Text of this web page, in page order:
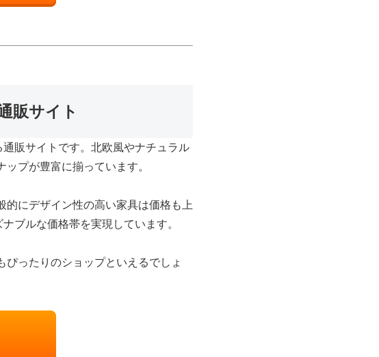
販サイト
販サイトです。北欧風やナチュラル
プが豊富に揃っています。
にデザイン性の高い家具は価格も上
ブルな価格帯を実現しています。
ったりのショップといえるでしょ